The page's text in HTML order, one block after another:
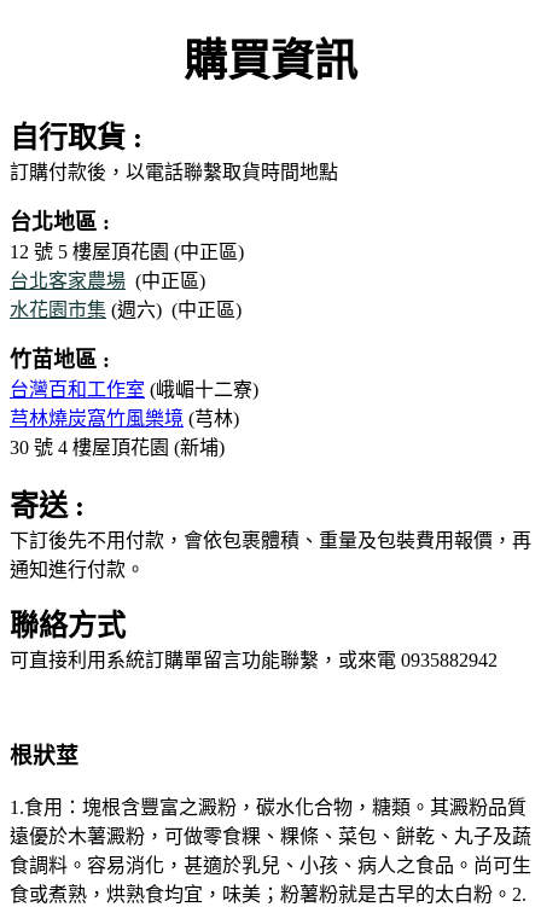
購買資訊
自行取貨 :
訂購付款後，以電話聯繫取貨時間地點
台北地區 :
12 號 5 樓屋頂花園 (中正區)
台北客家農場 (中正區)
水花園市集 (週六) (中正區)
竹苗地區 :
台灣百和工作室 (峨嵋十二寮)
芎林燒炭窩竹風樂境 (芎林)
30 號 4 樓屋頂花園 (新埔)
寄送 :
下訂後先不用付款，會依包裹體積、重量及包裝費用報價，再
通知進行付款。
聯絡方式
可直接利用系統訂購單留言功能聯繫，或來電 0935882942
根狀莖
1.食用：塊根含豐富之澱粉，碳水化合物，糖類。其澱粉品質
遠優於木薯澱粉，可做零食粿、粿條、菜包、餅乾、丸子及蔬
食調料。容易消化，甚適於乳兒、小孩、病人之食品。尚可生
食或煮熟，烘熟食均宜，味美；粉薯粉就是古早的太白粉。2.